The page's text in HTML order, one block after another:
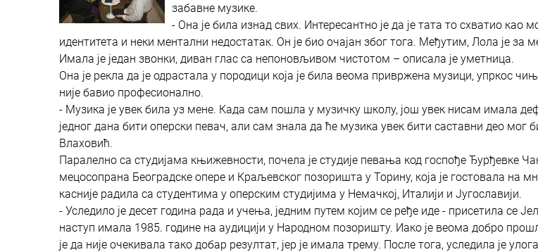
забавне музике.
- Она је била изнад свих. Интересантно је да је тата то схватио као
идентитета и неки ментални недостатак. Он је био очајан због тога. Међутим, Лола је за
Имала је један звонки, диван глас са непоновљивом чистотом – описала је уметница.
Она је рекла да је одрастала у породици која је била веома привржена музици, упркос
није бавио професионално.
- Музика је увек била уз мене. Када сам пошла у музичку школу, још увек нисам имала
једног дана бити оперски певач, али сам знала да ће музика увек бити саставни део мог
Влаховић.
Паралелно са студијама књижевности, почела је студије певања код госпође Ђурђевке
мецосопрана Београдске опере и Краљевског позоришта у Торину, која је гостовала на
касније радила са студентима у оперским студијима у Немачкој, Италији и Југославији.
- Уследило је десет година рада и учења, једним путем којим се ређе иде - присетила се
наступ имала 1985. године на аудицији у Народном позоришту. Иако је веома добро
је да није очекивала тако добар резултат, јер је имала трему. После тога, уследила је